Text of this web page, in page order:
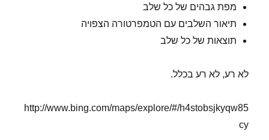
מפת גבהים של כל שלב
תיאור השלבים עם הטמפרטורה הצפויה
תוצאות של כל שלב
לא רע, לא רע בכלל.
http://www.bing.com/maps/explore/#/h4stobsjkyqw85
cy